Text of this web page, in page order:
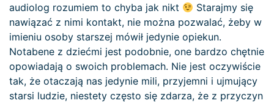
audiolog rozumiem to chyba jak nikt
Starajmy się
nawiązać z nimi kontakt, nie można pozwalać, żeby w
imieniu osoby starszej mówił jedynie opiekun.
Notabene z dziećmi jest podobnie, one bardzo chętnie
opowiadają o swoich problemach. Nie jest oczywiście
tak, że otaczają nas jedynie mili, przyjemni i ujmujący
starsi ludzie, niestety często się zdarza, że z przyczyn